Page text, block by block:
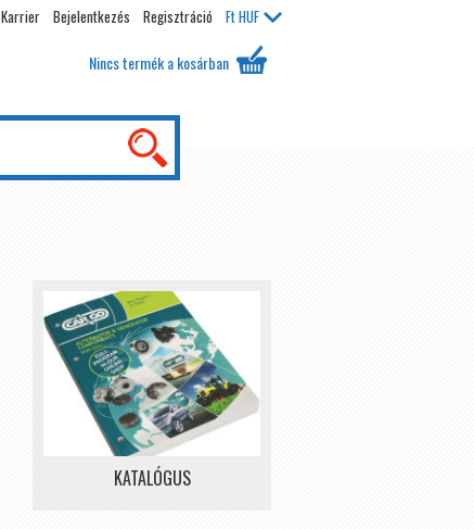
Karrier Bejelentkezés Regisztráció FtHUF
Nincs termék a kosárban
KATALÓGUS